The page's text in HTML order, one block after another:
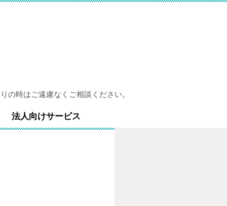
の時はご遠慮なくご相談ください。
法人向けサービス